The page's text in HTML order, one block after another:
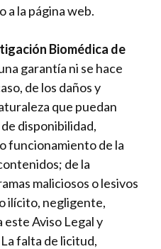
a la página web.
Biomédica de
garantía ni se hace
de los daños y
que puedan
disponibilidad,
funcionamiento de la
de la
maliciosos o lesivos
ilícito, negligente,
Aviso Legal y
falta de licitud,